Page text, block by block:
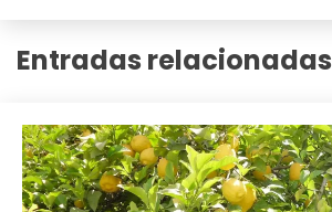
Entradas relacionadas